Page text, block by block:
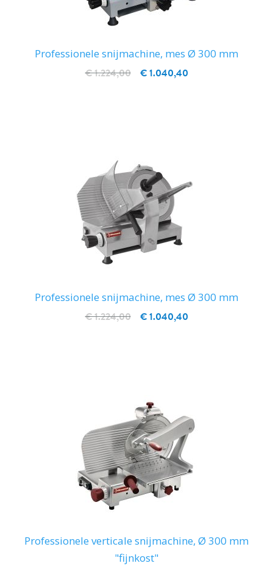
Professionele snijmachine, mes Ø 300 mm
€ 1.040,40
€ 1.224,00
Professionele snijmachine, mes Ø 300 mm
€ 1.040,40
€ 1.224,00
Professionele verticale snijmachine, Ø 300 mm
"fijnkost"